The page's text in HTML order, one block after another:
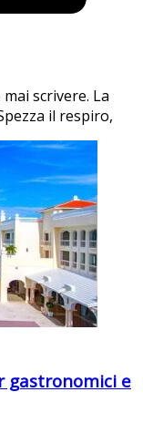
scrivere. La
il respiro,
gastronomici e